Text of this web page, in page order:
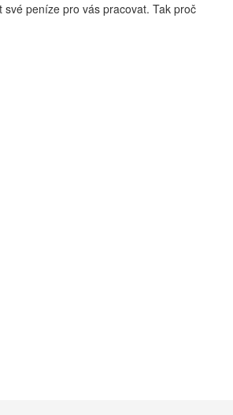
peníze pro vás pracovat. Tak proč